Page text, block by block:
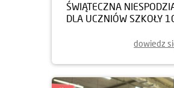
ŚWIĄTECZNA
DLA UCZNIÓW SZKOŁY
dowiedz